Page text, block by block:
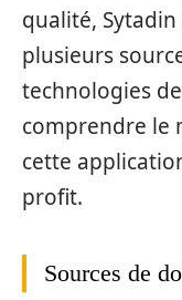
qualité, Sytadin
plusieurs
technologies
comprendre le
cette
profit.
Sources de